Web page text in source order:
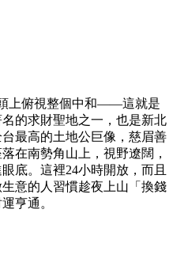
上俯視整個中和——這就是
的求財聖地之一，也是新北
最高的土地公巨像，慈眉善
在南勢角山上，視野遼闊，
底。這裡24小時開放，而且
意的人習慣趁夜上山「換錢
亨通。